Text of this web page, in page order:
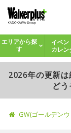
エリアから探
す
イベン
カレン
2026年の更新
ど
GW(ゴールデン